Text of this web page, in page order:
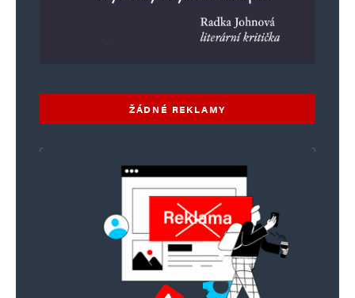
Napsat komentář
Komentář*
ŽÁDNÉ REKLAMY